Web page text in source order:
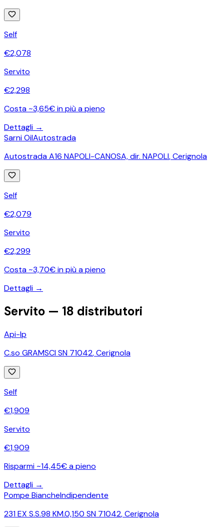
Self
€2,078
Servito
€2,298
Costa ~3,65€ in più a pieno
Dettagli →
Sarni OilAutostrada
Autostrada A16 NAPOLI-CANOSA, dir. NAPOLI,Cerignola
Self
€2,079
Servito
€2,299
Costa ~3,70€ in più a pieno
Dettagli →
Servito — 18 distributori
Api-Ip
C.so GRAMSCI SN 71042,Cerignola
Self
€1,909
Servito
€1,909
Risparmi ~14,45€ a pieno
Dettagli →
Pompe BiancheIndipendente
231 EX S.S.98 KM.0,150 SN 71042,Cerignola